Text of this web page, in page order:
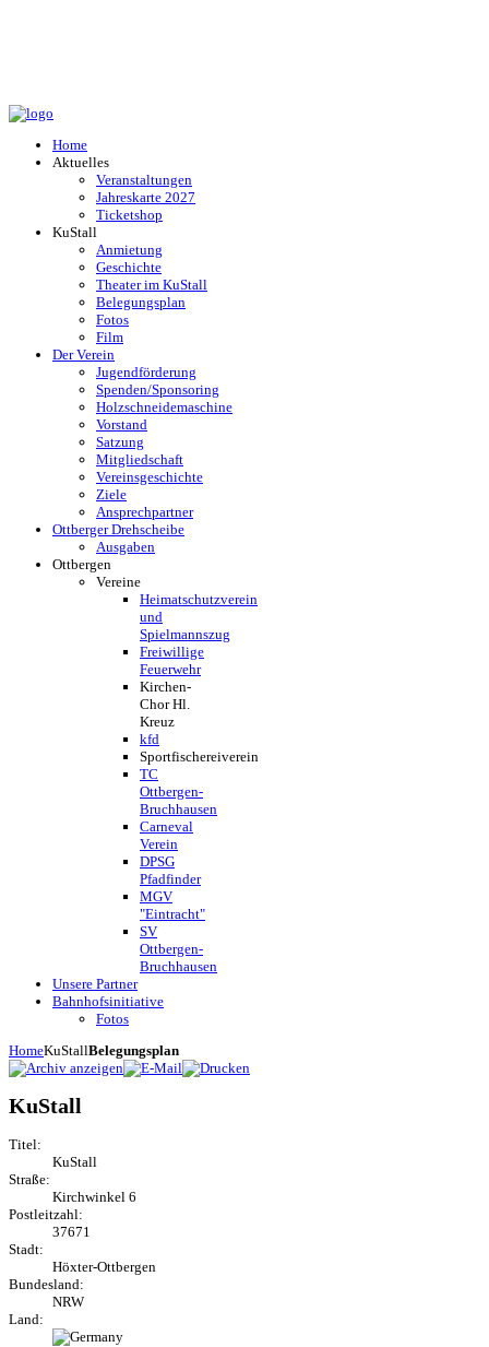
Home
Aktuelles
Veranstaltungen
Jahreskarte 2027
Ticketshop
KuStall
Anmietung
Geschichte
Theater im KuStall
Belegungsplan
Fotos
Film
Der Verein
Jugendförderung
Spenden/Sponsoring
Holzschneidemaschine
Vorstand
Satzung
Mitgliedschaft
Vereinsgeschichte
Ziele
Ansprechpartner
Ottberger Drehscheibe
Ausgaben
Ottbergen
Vereine
Heimatschutzverein
und
Spielmannszug
Freiwillige
Feuerwehr
Kirchen-
Chor Hl.
Kreuz
kfd
Sportfischereiverein
TC
Ottbergen-
Bruchhausen
Carneval
Verein
DPSG
Pfadfinder
MGV
"Eintracht"
SV
Ottbergen-
Bruchhausen
Unsere Partner
Bahnhofsinitiative
Fotos
HomeKuStallBelegungsplan
KuStall
Titel:
KuStall
Straße:
Kirchwinkel 6
Postleitzahl:
37671
Stadt:
Höxter-Ottbergen
Bundesland:
NRW
Land: